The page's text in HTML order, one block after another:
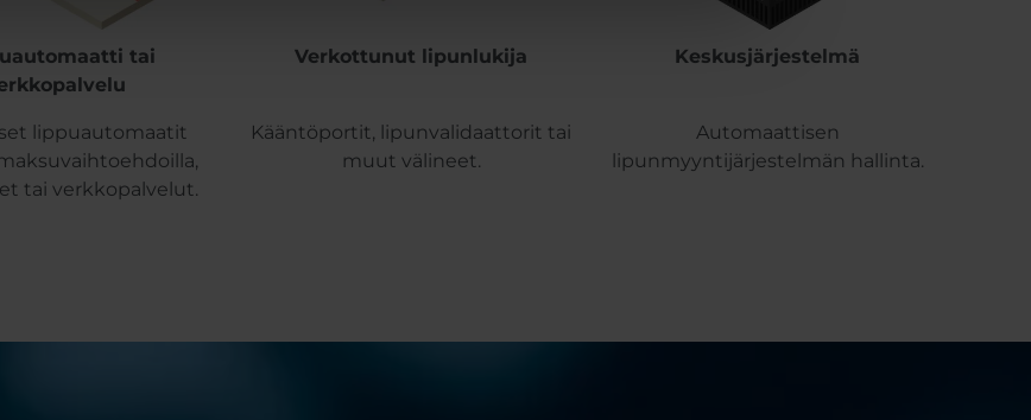
tai
lippuautomaatit
tai verkkopalvelut.
Verkottunut lipunlukija
Kääntöportit, lipunvalidaattorit tai
muut välineet.
Keskusjärjestelmä
Automaattisen
lipunmyyntijärjestelmän hallinta.